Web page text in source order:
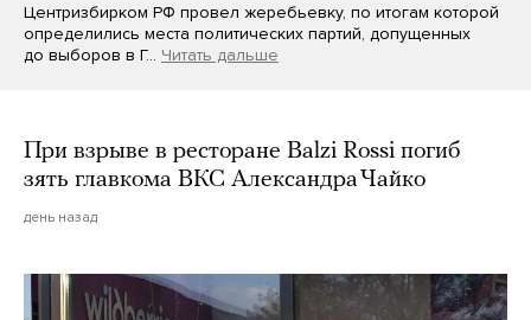
Центризбирком РФ провел жеребьевку, по итогам которой
определились места политических партий, допущенных
до выборов в Г… Читать дальше
При взрыве в ресторане Balzi Rossi погиб
зять главкома ВКС Александра Чайко
день назад